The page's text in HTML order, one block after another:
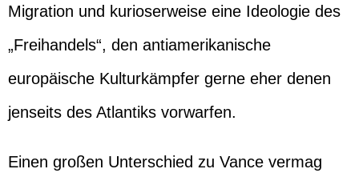
Migration und kurioserweise eine Ideologie des
„Freihandels“, den antiamerikanische
europäische Kulturkämpfer gerne eher denen
jenseits des Atlantiks vorwarfen.
Einen großen Unterschied zu Vance vermag